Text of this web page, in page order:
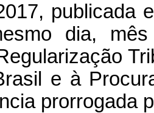
publicada
dia,
e à
prorrogada